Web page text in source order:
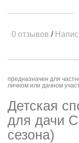
0 отзывов /
предназначен для
личном или дачном
Детская
для дачи
сезона)